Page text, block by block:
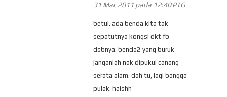
31 Mac 2011 pada 12:40 PTG
betul. ada benda kita tak
sepatutnya kongsi dkt fb
dsbnya. benda2 yang buruk
janganlah nak dipukul canang
serata alam. dah tu, lagi bangga
pulak. haishh